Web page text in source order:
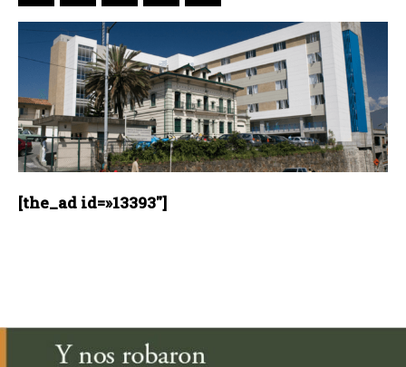
[the_ad id=»13393″]